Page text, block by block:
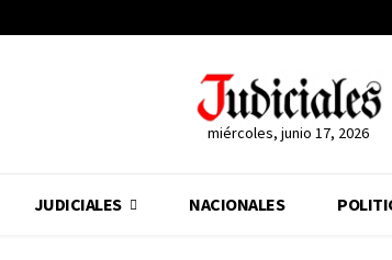
miércoles, junio 17, 2026
JUDICIALES NACIONALES